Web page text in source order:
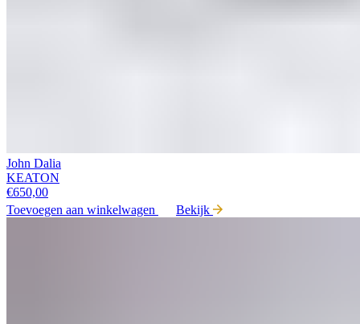
John Dalia
KEATON
€650,00
Toevoegen aan winkelwagen
Bekijk